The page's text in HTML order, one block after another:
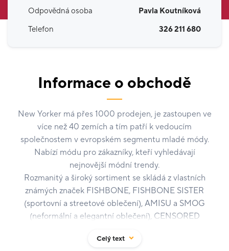
Odpovědná osoba
Pavla Koutníková
Telefon
326 211 680
Informace o obchodě
New Yorker má přes 1000 prodejen, je zastoupen ve
více než 40 zemích a tím patří k vedoucím
společnostem v evropském segmentu mladé módy.
Nabízí módu pro zákazníky, kteří vyhledávají
nejnovější módní trendy.
Rozmanitý a široký sortiment se skládá z vlastních
známých značek FISHBONE, FISHBONE SISTER
(sportovní a streetové oblečení), AMISU a SMOG
(neformální a elegantní oblečení), CENSORED
Vše doladí a zvýrazní doplňková linie ACCESSOIRES
Celý text